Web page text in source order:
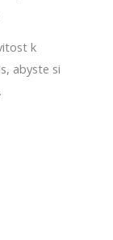
k
abyste si